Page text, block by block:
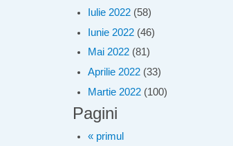
Iulie 2022 (58)
Iunie 2022 (46)
Mai 2022 (81)
Aprilie 2022 (33)
Martie 2022 (100)
Pagini
« primul